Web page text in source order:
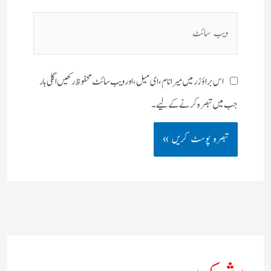
اس براؤزر میں میرا نام، ای میل، اور ویب سائٹ محفوظ رکھیں اگلی بار
جب میں تبصرہ کرنے کےلیے۔